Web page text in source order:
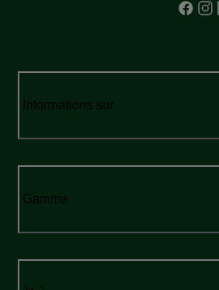
Informations sur
Gamme